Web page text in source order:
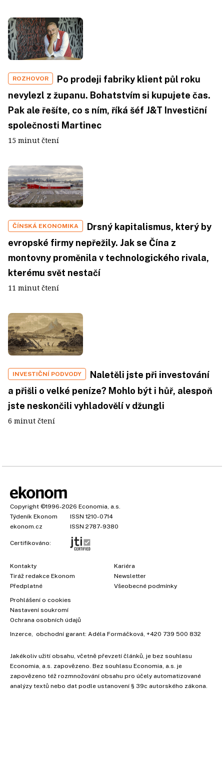
ROZHOVOR
Po prodeji fabriky klient půl roku
nevylezl z županu. Bohatstvím si kupujete čas.
Pak ale řešíte, co s ním, říká šéf J&T Investiční
společnosti Martinec
15 minut čtení
ČÍNSKÁ EKONOMIKA
Drsný kapitalismus, který by
evropské firmy nepřežily. Jak se Čína z
montovny proměnila v technologického rivala,
kterému svět nestačí
11 minut čtení
INVESTIČNÍ PODVODY
Naletěli jste při investování
a přišli o velké peníze? Mohlo být i hůř, alespoň
jste neskončili vyhladovělí v džungli
6 minut čtení
Copyright ©1996-2026 Economia, a.s.
Týdeník Ekonom
ISSN 1210-0714
ekonom.cz
ISSN 2787-9380
Certifikováno:
Kontakty
Tiráž redakce Ekonom
Předplatné
Kariéra
Newsletter
Všeobecné podmínky
Prohlášení o cookies
Nastavení soukromí
Ochrana osobních údajů
Inzerce , obchodní garant: Adéla Formáčková +420 739 500 832
Jakékoliv užití obsahu, včetně převzetí článků, je bez souhlasu
Economia, a.s. zapovězeno. Bez souhlasu Economia, a.s. je
zapovězeno též rozmnožování obsahu pro účely automatizované
analýzy textů nebo dat podle ustanovení § 39c autorského zákona.